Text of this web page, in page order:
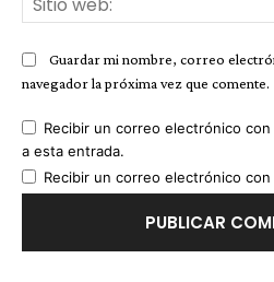
Guardar mi nombre, correo
navegador la próxima vez que comente.
Recibir un correo electrónico
a esta entrada.
Recibir un correo electrónico